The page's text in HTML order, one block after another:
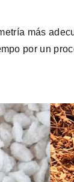
más
por un